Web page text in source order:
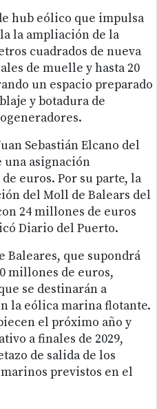
hub eólico que impulsa
la ampliación de la
cuadrados de nueva
de muelle y hasta 20
un espacio preparado
y botadura de
Sebastián Elcano del
una asignación
euros. Por su parte, la
del Moll de Balears del
24 millones de euros
Diario del Puerto.
Baleares, que supondrá
millones de euros,
se destinarán a
la eólica marina flotante.
el próximo año y
a finales de 2029,
de salida de los
previstos en el